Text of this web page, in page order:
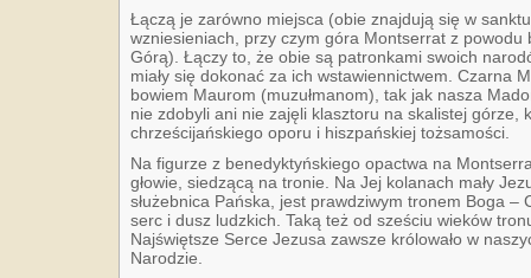
Łączą je zarówno miejsca (obie znajdują się w
wzniesieniach, przy czym góra Montserrat z powodu
Górą). Łączy to, że obie są patronkami swoich
miały się dokonać za ich wstawiennictwem. Czarna
bowiem Maurom (muzułmanom), tak jak nasza
nie zdobyli ani nie zajęli klasztoru na skalistej górze,
chrześcijańskiego oporu i hiszpańskiej tożsamości.
Na figurze z benedyktyńskiego opactwa na
głowie, siedzącą na tronie. Na Jej kolanach mały
służebnica Pańska, jest prawdziwym tronem Boga –
serc i dusz ludzkich. Taką też od sześciu wieków
Najświętsze Serce Jezusa zawsze królowało w
Narodzie.